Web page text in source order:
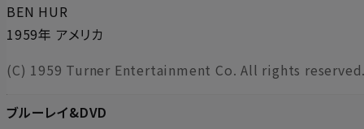
BEN HUR
1959年 アメリカ
(C) 1959 Turner Entertainment Co. All rights
ブルーレイ&DVD